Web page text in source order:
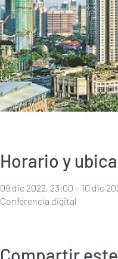
Horario y
09 dic 2022, 23:00 – 10 dic
Conferencia digital